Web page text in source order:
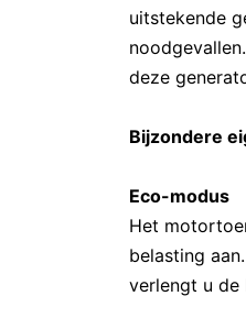
uitstekende
deze
Bijzondere
Eco-modus
Het
belasting
verlengt u de